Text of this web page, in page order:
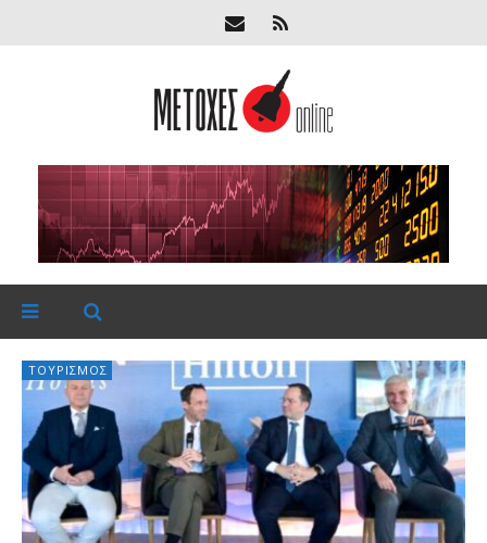
ΤΟΥΡΙΣΜΌΣ